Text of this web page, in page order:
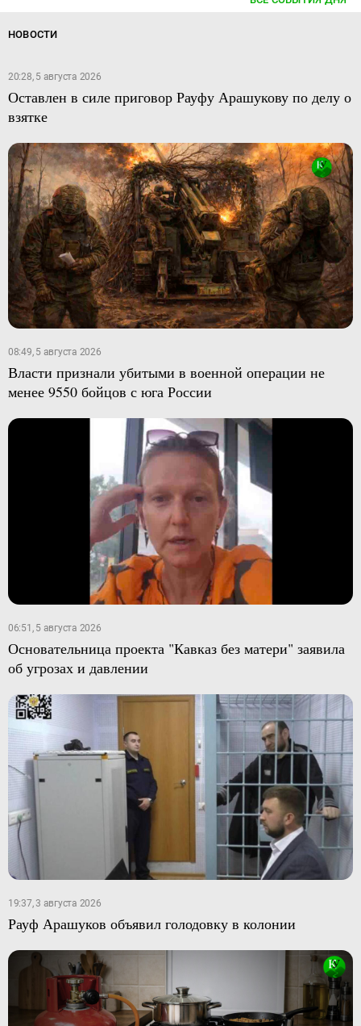
НОВОСТИ
20:28, 5 августа 2026
Оставлен в силе приговор Рауфу Арашукову по делу о
взятке
08:49, 5 августа 2026
Власти признали убитыми в военной операции не
менее 9550 бойцов с юга России
06:51, 5 августа 2026
Основательница проекта "Кавказ без матери" заявила
об угрозах и давлении
19:37, 3 августа 2026
Рауф Арашуков объявил голодовку в колонии